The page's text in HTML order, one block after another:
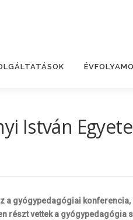
István
a gyógypedagógiai konferencia,
részt vettek a gyógypedagógia